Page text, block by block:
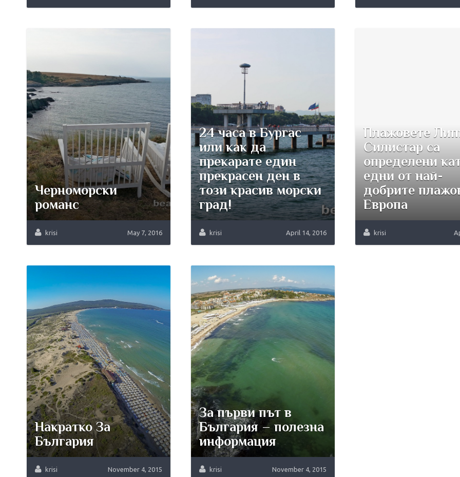
Черноморски
романс
krisi May 7, 2016
24 часа в ‪Бургас‬
или как да
прекарате един
прекрасен ден в
този красив морски
град!
krisi April 14, 2016
Плажовете
Силистар са
определени
едни от най-
добрите
Европа
krisi
Накратко За
България
krisi November 4, 2015
За първи път в
България – полезна
информация
krisi November 4, 2015